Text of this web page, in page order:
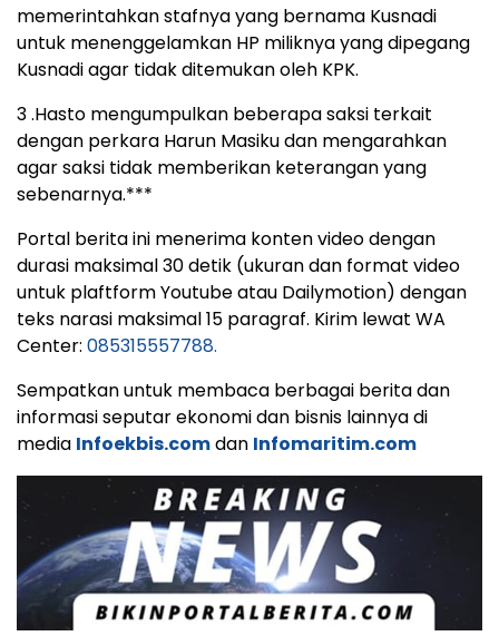
memerintahkan stafnya yang bernama Kusnadi
untuk menenggelamkan HP miliknya yang dipegang
Kusnadi agar tidak ditemukan oleh KPK.
3 .Hasto mengumpulkan beberapa saksi terkait
dengan perkara Harun Masiku dan mengarahkan
agar saksi tidak memberikan keterangan yang
sebenarnya.***
Portal berita ini menerima konten video dengan
durasi maksimal 30 detik (ukuran dan format video
untuk plaftform Youtube atau Dailymotion) dengan
teks narasi maksimal 15 paragraf. Kirim lewat WA
Center: 085315557788.
Sempatkan untuk membaca berbagai berita dan
informasi seputar ekonomi dan bisnis lainnya di
media Infoekbis.comdan Infomaritim.com